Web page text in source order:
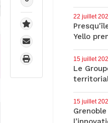
22 juillet
Yello
15 juillet
Le
15 juillet